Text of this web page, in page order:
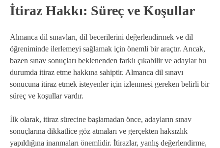
İtiraz Hakkı: Süreç ve Koşullar
Almanca dil sınavları, dil becerilerini değerlendirmek ve dil
öğreniminde ilerlemeyi sağlamak için önemli bir araçtır. Ancak,
bazen sınav sonuçları beklenenden farklı çıkabilir ve adaylar bu
durumda itiraz etme hakkına sahiptir. Almanca dil sınavı
sonucuna itiraz etmek isteyenler için izlenmesi gereken belirli bir
süreç ve koşullar vardır.
İlk olarak, itiraz sürecine başlamadan önce, adayların sınav
sonuçlarına dikkatlice göz atmaları ve gerçekten haksızlık
yapıldığına inanmaları önemlidir. İtirazlar, yanlış değerlendirme,